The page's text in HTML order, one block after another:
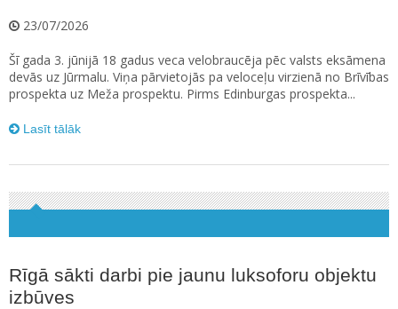
23/07/2026
Šī gada 3. jūnijā 18 gadus veca velobraucēja pēc valsts eksāmena
devās uz Jūrmalu. Viņa pārvietojās pa veloceļu virzienā no Brīvības
prospekta uz Meža prospektu. Pirms Edinburgas prospekta...
Lasīt tālāk
Rīgā sākti darbi pie jaunu luksoforu objektu
izbūves